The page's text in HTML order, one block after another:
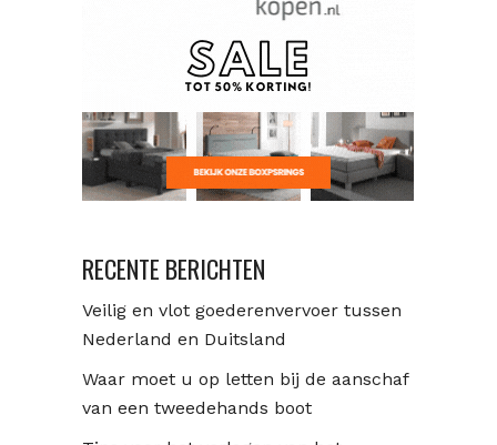
RECENTE BERICHTEN
Veilig en vlot goederenvervoer tussen
Nederland en Duitsland
Waar moet u op letten bij de aanschaf
van een tweedehands boot